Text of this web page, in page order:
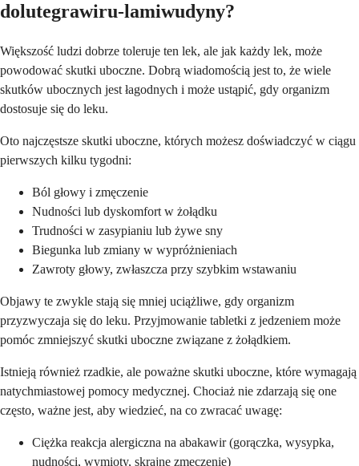
dolutegrawiru-lamiwudyny?
Większość ludzi dobrze toleruje ten lek, ale jak każdy lek, może
powodować skutki uboczne. Dobrą wiadomością jest to, że wiele
skutków ubocznych jest łagodnych i może ustąpić, gdy organizm
dostosuje się do leku.
Oto najczęstsze skutki uboczne, których możesz doświadczyć w ciągu
pierwszych kilku tygodni:
Ból głowy i zmęczenie
Nudności lub dyskomfort w żołądku
Trudności w zasypianiu lub żywe sny
Biegunka lub zmiany w wypróżnieniach
Zawroty głowy, zwłaszcza przy szybkim wstawaniu
Objawy te zwykle stają się mniej uciążliwe, gdy organizm
przyzwyczaja się do leku. Przyjmowanie tabletki z jedzeniem może
pomóc zmniejszyć skutki uboczne związane z żołądkiem.
Istnieją również rzadkie, ale poważne skutki uboczne, które wymagają
natychmiastowej pomocy medycznej. Chociaż nie zdarzają się one
często, ważne jest, aby wiedzieć, na co zwracać uwagę:
Ciężka reakcja alergiczna na abakawir (gorączka, wysypka,
nudności, wymioty, skrajne zmęczenie)